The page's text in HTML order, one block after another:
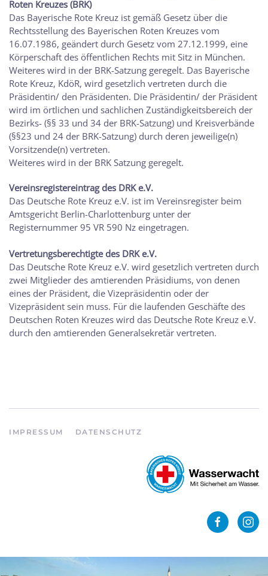
Roten Kreuzes (BRK)
Das Bayerische Rote Kreuz ist gemäß Gesetz über die
Rechtsstellung des Bayerischen Roten Kreuzes vom
16.07.1986, geändert durch Gesetz vom 27.12.1999, eine
Körperschaft des öffentlichen Rechts mit Sitz in München.
Weiteres wird in der BRK-Satzung geregelt. Das Bayerische
Rote Kreuz, KdöR, wird gesetzlich vertreten durch die
Präsidentin/ den Präsidenten. Die Präsidentin/ der Präsident
wird im örtlichen und sachlichen Zuständigkeitsbereich der
Bezirks- (§§ 33 und 34 der BRK-Satzung) und Kreisverbände
(§§23 und 24 der BRK-Satzung) durch deren jeweilige(n)
Vorsitzende(n) vertreten.
Weiteres wird in der BRK Satzung geregelt.
Vereinsregistereintrag des DRK e.V.
Das Deutsche Rote Kreuz e.V. ist im Vereinsregister beim
Amtsgericht Berlin-Charlottenburg unter der
Registernummer 95 VR 590 Nz eingetragen.
Vertretungsberechtigte des DRK e.V.
Das Deutsche Rote Kreuz e.V. wird gesetzlich vertreten durch
zwei Mitglieder des amtierenden Präsidiums, von denen
eines der Präsident, die Vizepräsidentin oder der
Vizepräsident sein muss. Für die laufenden Geschäfte des
Deutschen Roten Kreuzes wird das Deutsche Rote Kreuz e.V.
durch den amtierenden Generalsekretär vertreten.
IMPRESSUM DATENSCHUTZ